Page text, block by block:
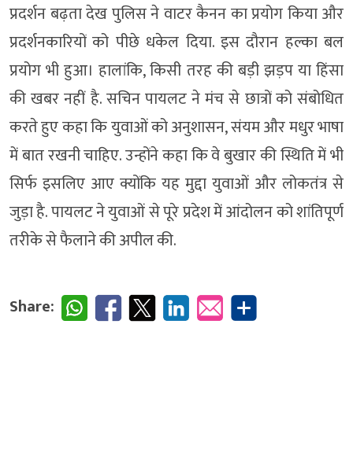
प्रदर्शन बढ़ता देख पुलिस ने वाटर कैनन का प्रयोग किया और
प्रदर्शनकारियों को पीछे धकेल दिया. इस दौरान हल्का बल
प्रयोग भी हुआ। हालांकि, किसी तरह की बड़ी झड़प या हिंसा
की खबर नहीं है. सचिन पायलट ने मंच से छात्रों को संबोधित
करते हुए कहा कि युवाओं को अनुशासन, संयम और मधुर भाषा
में बात रखनी चाहिए. उन्होंने कहा कि वे बुखार की स्थिति में भी
सिर्फ इसलिए आए क्योंकि यह मुद्दा युवाओं और लोकतंत्र से
जुड़ा है. पायलट ने युवाओं से पूरे प्रदेश में आंदोलन को शांतिपूर्ण
तरीके से फैलाने की अपील की.
Share: